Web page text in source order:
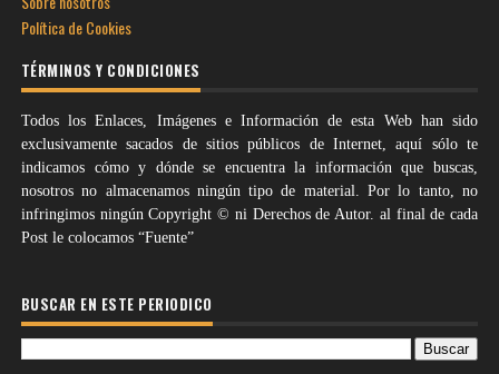
Política de Cookies
TÉRMINOS Y CONDICIONES
Todos los Enlaces, Imágenes e Información de esta Web han sido
exclusivamente sacados de sitios públicos de Internet, aquí sólo te
indicamos cómo y dónde se encuentra la información que buscas,
nosotros no almacenamos ningún tipo de material. Por lo tanto, no
infringimos ningún Copyright © ni Derechos de Autor. al final de cada
Post le colocamos “Fuente”
BUSCAR EN ESTE PERIODICO